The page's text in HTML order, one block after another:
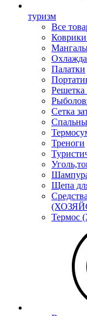
туризм
Все
Палатки
Сетка
Треноги
Щепа